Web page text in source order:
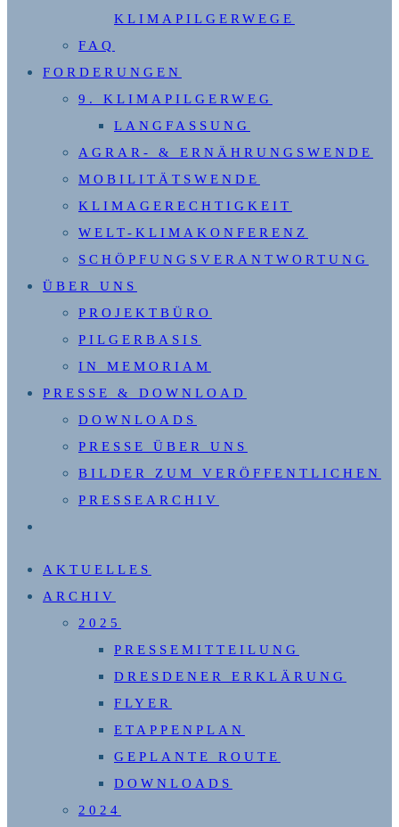
KLIMAPILGERWEGE
FAQ
FORDERUNGEN
9. KLIMAPILGERWEG
LANGFASSUNG
AGRAR- & ERNÄHRUNGSWENDE
MOBILITÄTSWENDE
KLIMAGERECHTIGKEIT
WELT-KLIMAKONFERENZ
SCHÖPFUNGSVERANTWORTUNG
ÜBER UNS
PROJEKTBÜRO
PILGERBASIS
IN MEMORIAM
PRESSE & DOWNLOAD
DOWNLOADS
PRESSE ÜBER UNS
BILDER ZUM VERÖFFENTLICHEN
PRESSEARCHIV
UMSCHALTEN
AKTUELLES
ARCHIV
2025
PRESSEMITTEILUNG
DRESDENER ERKLÄRUNG
FLYER
ETAPPENPLAN
GEPLANTE ROUTE
DOWNLOADS
2024